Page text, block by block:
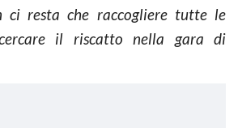
ci resta che raccogliere tutte le
il riscatto nella gara di